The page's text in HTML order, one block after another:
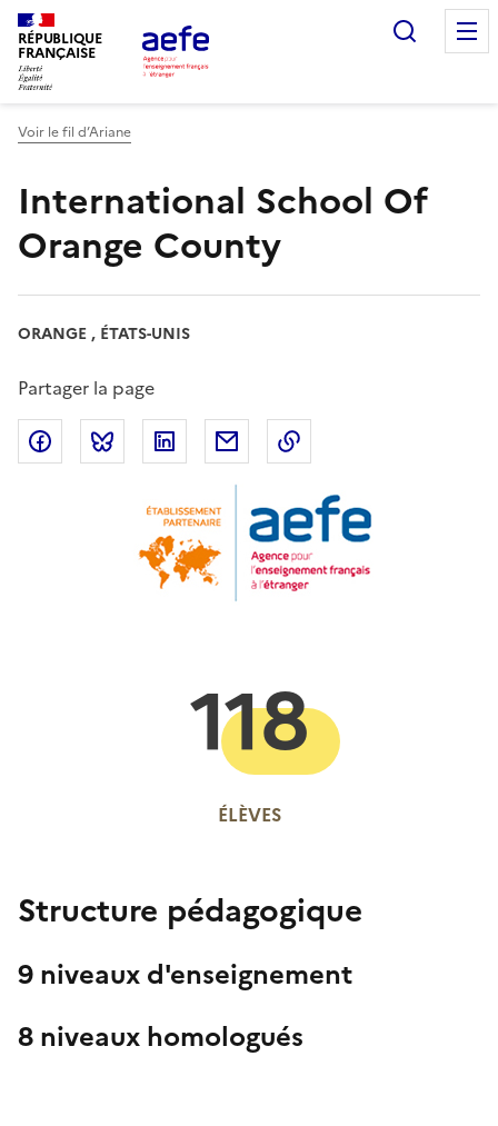
Aller
au
contenu
principal
RÉPUBLIQUE
FRANÇAISE
Voir le fil d’Ariane
International School Of
Orange County
ORANGE , ÉTATS-UNIS
Partager la page
Partager sur Facebook
Partager sur Bluesky
Partager sur LinkedIn
Partager par email
ÉLÈVES
118
Structure pédagogique
9 niveaux d'enseignement
8 niveaux homologués